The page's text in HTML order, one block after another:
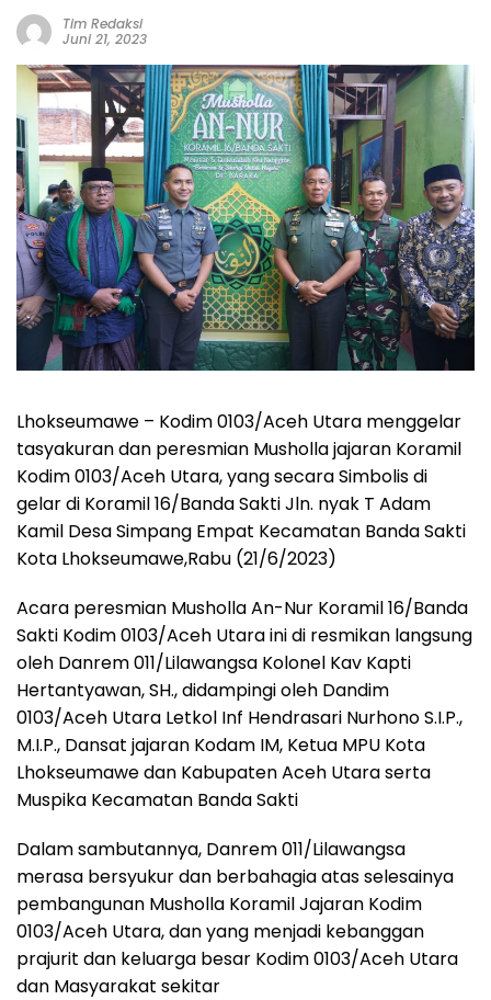
Tim Redaksi
Juni 21, 2023
Lhokseumawe – Kodim 0103/Aceh Utara menggelar
tasyakuran dan peresmian Musholla jajaran Koramil
Kodim 0103/Aceh Utara, yang secara Simbolis di
gelar di Koramil 16/Banda Sakti Jln. nyak T Adam
Kamil Desa Simpang Empat Kecamatan Banda Sakti
Kota Lhokseumawe,Rabu (21/6/2023)
Acara peresmian Musholla An-Nur Koramil 16/Banda
Sakti Kodim 0103/Aceh Utara ini di resmikan langsung
oleh Danrem 011/Lilawangsa Kolonel Kav Kapti
Hertantyawan, SH., didampingi oleh Dandim
0103/Aceh Utara Letkol Inf Hendrasari Nurhono S.I.P.,
M.I.P., Dansat jajaran Kodam IM, Ketua MPU Kota
Lhokseumawe dan Kabupaten Aceh Utara serta
Muspika Kecamatan Banda Sakti
Dalam sambutannya, Danrem 011/Lilawangsa
merasa bersyukur dan berbahagia atas selesainya
pembangunan Musholla Koramil Jajaran Kodim
0103/Aceh Utara, dan yang menjadi kebanggan
prajurit dan keluarga besar Kodim 0103/Aceh Utara
dan Masyarakat sekitar